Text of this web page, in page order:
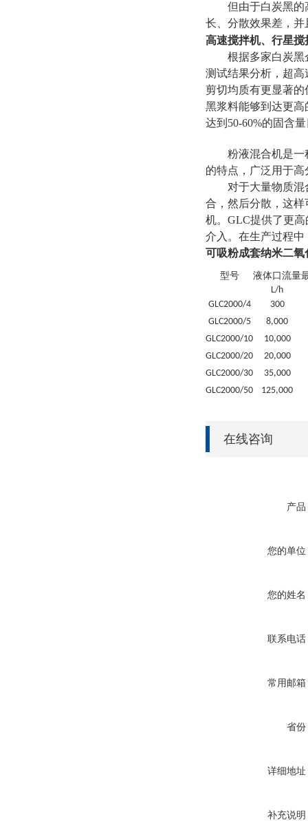
但由于白炭黑
长、分散效果差，
高速搅拌机、行星
根据多家白炭
测试结果分析，超
剪切均质有更显著
黑浆料能够到达更
达到 50-60%的固含
粉液混合机是
的特点，广泛用于
对于大量物质
合，然后分散，这
机。GLC提供了更
介入。在生产过程
可吸粉成套纳米二
型号 液体口 流量
L/h
GLC2000/4
300
GLC2000/5 8,000
GLC2000/10 10,000
GLC2000/20 20,000
GLC2000/30 35,000
GLC2000/50 125,000
在线咨询
产品
您的单位
您的姓名
联系电话
常用邮箱
省份
详细地址
补充说明